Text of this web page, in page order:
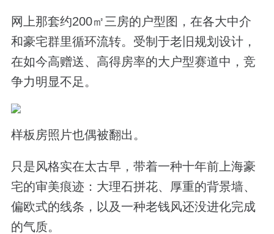
网上那套约200㎡三房的户型图，在各大中介
和豪宅群里循环流转。受制于老旧规划设计，
在如今高赠送、高得房率的大户型赛道中，竞
争力明显不足。
样板房照片也偶被翻出。
只是风格实在太古早，带着一种十年前上海豪
宅的审美痕迹：大理石拼花、厚重的背景墙、
偏欧式的线条，以及一种老钱风还没进化完成
的气质。